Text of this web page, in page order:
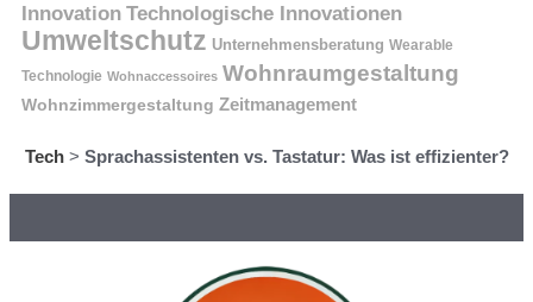
Innovation Technologische Innovationen
Umweltschutz Unternehmensberatung Wearable
Technologie Wohnaccessoires Wohnraumgestaltung
Wohnzimmergestaltung Zeitmanagement
Tech> Sprachassistenten vs. Tastatur: Was ist effizienter?